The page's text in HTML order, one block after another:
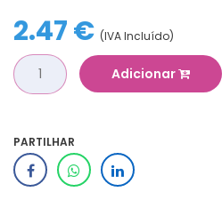
2.47 € (IVA Incluído)
Adicionar
PARTILHAR